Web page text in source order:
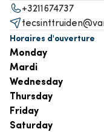
+3211674737
Horaires d'ouverture
Monday
Mardi
Wednesday
Thursday
Friday
Saturday